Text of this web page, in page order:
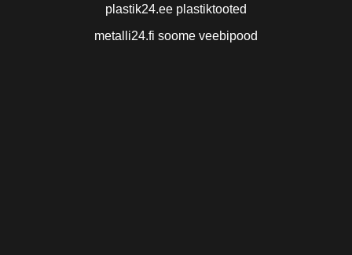
plastik24.ee plastiktooted
metalli24.fi soome veebipood